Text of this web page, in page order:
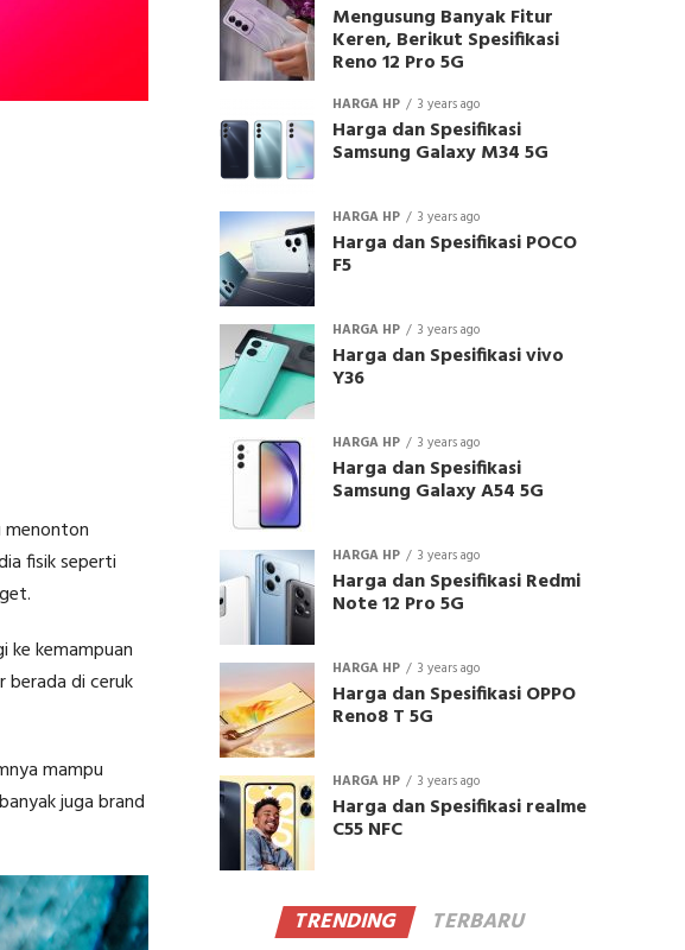
menonton
fisik seperti
ke kemampuan
berada di ceruk
mampu
juga brand
Mengusung Banyak Fitur
Keren, Berikut Spesifikasi
Reno 12 Pro 5G
HARGA HP 3 years ago
Harga dan Spesifikasi
Samsung Galaxy M34 5G
HARGA HP 3 years ago
Harga dan Spesifikasi POCO
F5
HARGA HP 3 years ago
Harga dan Spesifikasi vivo
Y36
HARGA HP 3 years ago
Harga dan Spesifikasi
Samsung Galaxy A54 5G
HARGA HP 3 years ago
Harga dan Spesifikasi Redmi
Note 12 Pro 5G
HARGA HP 3 years ago
Harga dan Spesifikasi OPPO
Reno8 T 5G
HARGA HP 3 years ago
Harga dan Spesifikasi realme
C55 NFC
TRENDING TERBARU